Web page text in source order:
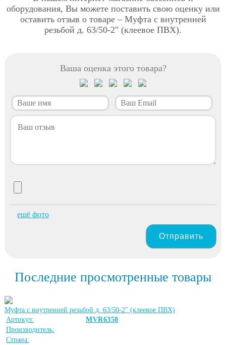
оборудования, Вы можете поставить свою оценку или
оставить отзыв о товаре – Муфта с внутренней
резьбой д. 63/50-2" (клеевое ПВХ).
Ваша оценка этого товара?
ещё фото
Отправить
Последние просмотренные товары
Муфта с внутренней резьбой д. 63/50-2" (клеевое ПВХ)
Артикул:
MVR6350
Производитель:
Страна: